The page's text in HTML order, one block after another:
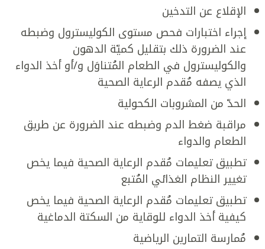
الإقلاع عن التدخين
إجراء اختبارات فحص مستوى الكوليسترول وضبطه
عند الضرورة ذلك بتقليل كميّة الدهون
والكوليسترول في الطعام المُتناوَل و/أو أخذ الدواء
الذي يصفه مُقدم الرعاية الصحية
الحدّ من المشروبات الكحولية
مراقبة ضغط الدم وضبطه عند الضرورة عن طريق
الطعام والدواء
تطبيق تعليمات مُقدم الرعاية الصحية فيما يخص
تغيير النظام الغذائي المُتبع
تطبيق تعليمات مُقدم الرعاية الصحية فيما يخص
كيفية أخذ الدواء للوقاية من السكتة الدماغية
مُمارسة التمارين الرياضية